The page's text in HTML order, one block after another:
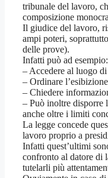
tribunale del lavoro,
composizione
Il giudice del lavoro,
ampi poteri,
delle prove).
Infatti può ad esempio:
– Accedere al luogo
– Ordinare
– Chiedere
– Può inoltre disporre
anche oltre i limiti
La legge concede
lavoro proprio a
Infatti quest’ultimi
confronto al datore di
tutelarli più